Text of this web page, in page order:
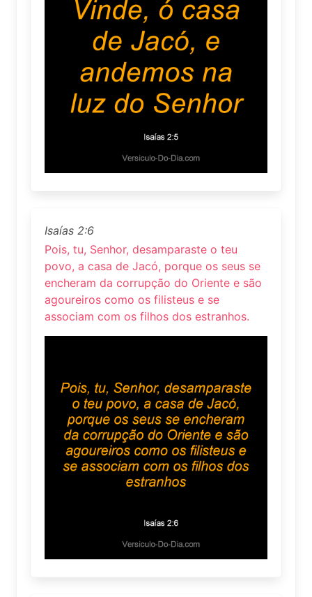
Isaías 2:6
Pois, tu, Senhor, desamparaste o teu
povo, a casa de Jacó, porque os seus se
encheram da corrupção do Oriente e são
agoureiros como os filisteus e se
associam com os filhos dos estranhos.